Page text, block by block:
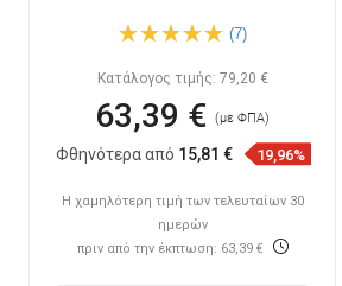
εντοιχισμένος στον πάγκο
21995100
(7)
Κατάλογος τιμής: 79,20 €
63,39 €(με ΦΠΑ)
Φθηνότερα από 15,81 € 19,96%
Η χαμηλότερη τιμή των τελευταίων 30
ημερών
πριν από την έκπτωση: 63,39 €